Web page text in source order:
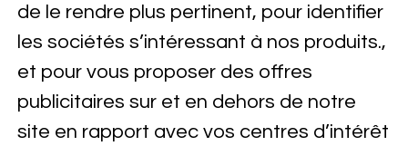
de le rendre plus pertinent, pour identifier
les sociétés s’intéressant à nos produits.,
et pour vous proposer des offres
publicitaires sur et en dehors de notre
site en rapport avec vos centres d’intérêt